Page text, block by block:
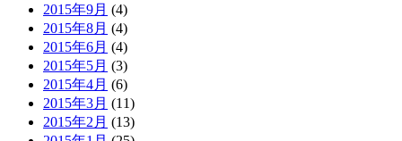
2015年9月 (4)
2015年8月 (4)
2015年6月 (4)
2015年5月 (3)
2015年4月 (6)
2015年3月 (11)
2015年2月 (13)